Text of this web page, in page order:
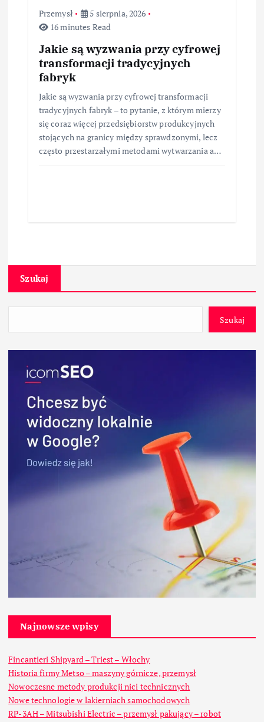
Przemysł
5 sierpnia, 2026
16 minutes Read
Jakie są wyzwania przy cyfrowej
transformacji tradycyjnych
fabryk
Jakie są wyzwania przy cyfrowej transformacji
tradycyjnych fabryk – to pytanie, z którym mierzy
się coraz więcej przedsiębiorstw produkcyjnych
stojących na granicy między sprawdzonymi, lecz
często przestarzałymi metodami wytwarzania a…
Szukaj
Szukaj
Najnowsze wpisy
Fincantieri Shipyard – Triest – Włochy
Historia firmy Metso – maszyny górnicze, przemysł
Nowoczesne metody produkcji nici technicznych
Nowe technologie w lakierniach samochodowych
RP-3AH – Mitsubishi Electric – przemysł pakujący – robot